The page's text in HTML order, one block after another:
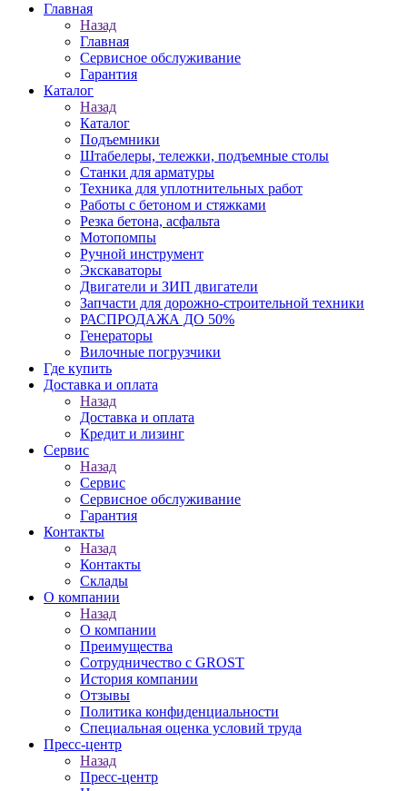
Главная
Назад
Главная
Сервисное обслуживание
Гарантия
Каталог
Назад
Каталог
Подъемники
Штабелеры, тележки, подъемные столы
Станки для арматуры
Техника для уплотнительных работ
Работы с бетоном и стяжками
Резка бетона, асфальта
Мотопомпы
Ручной инструмент
Экскаваторы
Двигатели и ЗИП двигатели
Запчасти для дорожно-строительной техники
РАСПРОДАЖА ДО 50%
Генераторы
Вилочные погрузчики
Где купить
Доставка и оплата
Назад
Доставка и оплата
Кредит и лизинг
Сервис
Назад
Сервис
Сервисное обслуживание
Гарантия
Контакты
Назад
Контакты
Склады
О компании
Назад
О компании
Преимущества
Сотрудничество с GROST
История компании
Отзывы
Политика конфиденциальности
Специальная оценка условий труда
Пресс-центр
Назад
Пресс-центр